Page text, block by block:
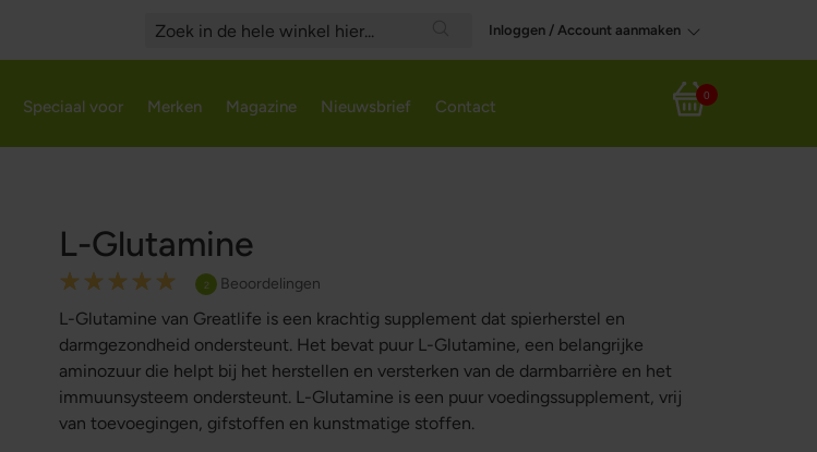
Search
Inloggen / Account aanmaken
Winkelwagen
0
Speciaal voor Merken Magazine Nieuwsbrief Contact
L-Glutamine
Rating:
100
% of100
2 Beoordelingen
L-Glutamine van Greatlife is een krachtig supplement dat spierherstel en
darmgezondheid ondersteunt. Het bevat puur L-Glutamine, een belangrijke
aminozuur die helpt bij het herstellen en versterken van de darmbarrière en het
immuunsysteem ondersteunt. L-Glutamine is een puur voedingssupplement, vrij
van toevoegingen, gifstoffen en kunstmatige stoffen.